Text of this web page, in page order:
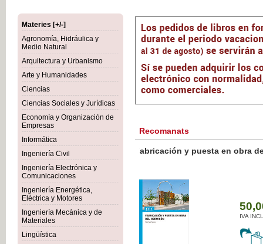
Materies [+/-]
Agronomía, Hidráulica y
Medio Natural
Arquitectura y Urbanismo
Arte y Humanidades
Ciencias
Ciencias Sociales y Jurídicas
Economía y Organización de
Empresas
Informática
Ingeniería Civil
Ingeniería Electrónica y
Comunicaciones
Ingeniería Energética,
Eléctrica y Motores
Ingeniería Mecánica y de
Materiales
Lingüística
Recomanats
Botánica Agroalimentaria
IVA